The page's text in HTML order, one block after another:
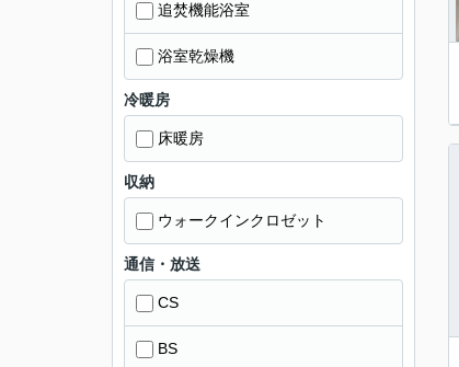
追焚機能浴室
浴室乾燥機
冷暖房
床暖房
収納
ウォークインクロゼット
通信・放送
CS
BS